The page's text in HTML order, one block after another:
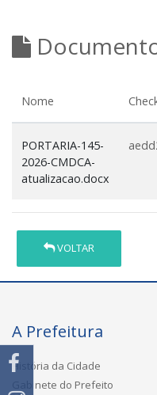
Nome
PORTARIA-145-
2026-CMDCA-
atualizacao.docx
VOLTAR
A Prefeitura
História da Cidade
Gabinete do Prefeito